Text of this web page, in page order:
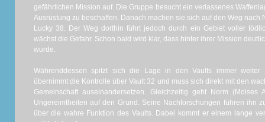
gefährlichen Mission auf. Die Gruppe besucht ein verlassenes
Ausrüstung zu beschaffen. Danach machen sie sich auf den Weg nach
Lucky 38. Der Weg dorthin führt jedoch durch ein Gebiet voller
wächst die Gefahr. Schon bald wird klar, dass hinter ihrer Mission
wurde.
Währenddessen spitzt sich die Lage in den Vaults immer weiter
übernimmt die Kontrolle über Vault 32 und muss sich direkt mit den
Gemeinschaft auseinandersetzen. Gleichzeitig geht Norm
Ungereimtheiten auf den Grund. Seine Nachforschungen führen ihn
über die wahre Funktion des Vaults. Dabei kommt er einem lange